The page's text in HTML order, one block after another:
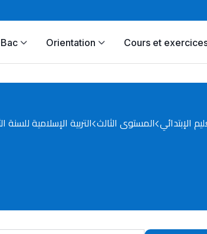
Orientation Cours et
الإبتدائي المستوى الثالث التربية الإسلامية للسنة